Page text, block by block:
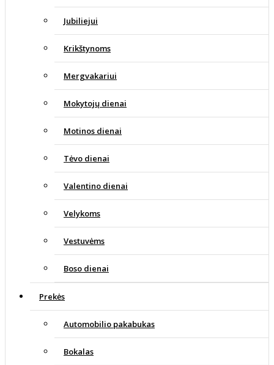
Jubiliejui
Krikštynoms
Mergvakariui
Mokytojų dienai
Motinos dienai
Tėvo dienai
Valentino dienai
Velykoms
Vestuvėms
Boso dienai
Prekės
Automobilio pakabukas
Bokalas